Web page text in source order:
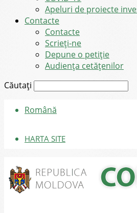
Apeluri de proiecte
Contacte
Contacte
Scrieți-ne
Depune o petiție
Audiența cetățenilor
Căutați
Română
HARTA SITE